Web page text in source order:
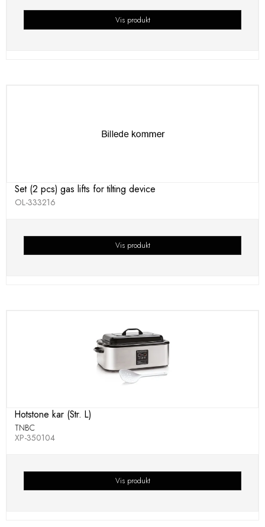
Vis produkt
Set (2 pcs) gas lifts for tilting device
OL-333216
Vis produkt
Hotstone kar (Str. L)
TNBC
XP-350104
Vis produkt